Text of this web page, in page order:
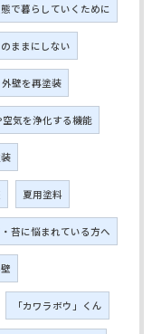
で暮らしていくために
ままにしない
外壁を再塗装
空気を浄化する機能
夏用塗料
苔に悩まれている方へ
「カワラボウ」くん